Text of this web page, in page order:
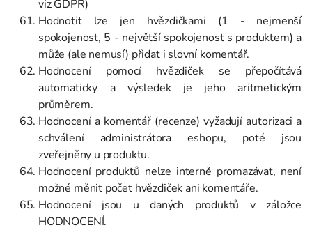
viz GDPR)
Hodnotit lze jen hvězdičkami (1 - nejmenší
spokojenost, 5 - největší spokojenost s produktem) a
může (ale nemusí) přidat i slovní komentář.
Hodnocení pomocí hvězdiček se přepočítává
automaticky a výsledek je jeho aritmetickým
průměrem.
Hodnocení a komentář (recenze) vyžadují autorizaci a
schválení administrátora eshopu, poté jsou
zveřejněny u produktu.
Hodnocení produktů nelze interně promazávat, není
možné měnit počet hvězdiček ani komentáře.
Hodnocení jsou u daných produktů v záložce
HODNOCENÍ.